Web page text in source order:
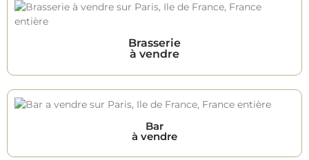
Brasserie
à vendre
Bar
à vendre